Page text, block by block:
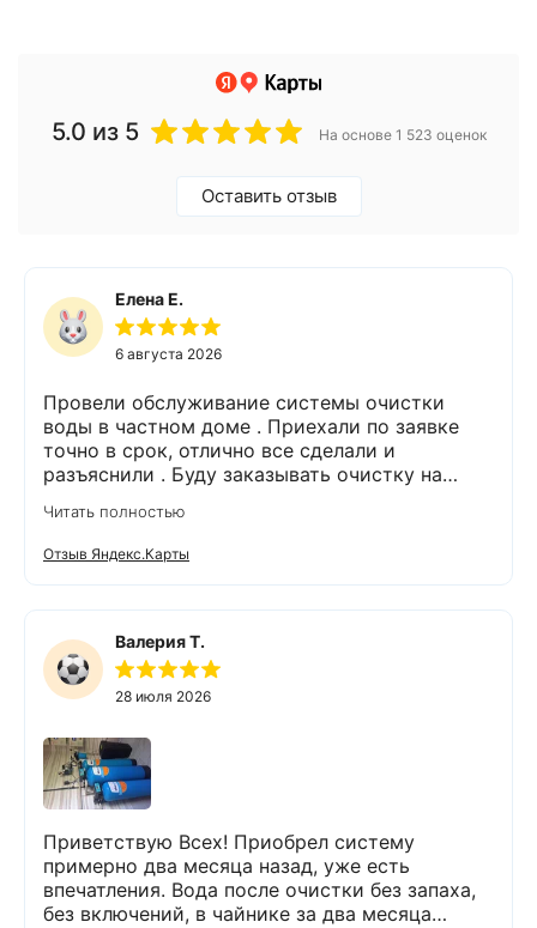
5.0 из 5 На основе 1 523 оценок
Оставить отзыв
Елена Е.
6 августа 2026
Провели обслуживание системы очистки
воды в частном доме . Приехали по заявке
точно в срок, отлично все сделали и
разъяснили . Буду заказывать очистку на
Читать полностью
Отзыв Яндекс.Карты
Валерия Т.
28 июля 2026
Приветствую Всех! Приобрел систему
примерно два месяца назад, уже есть
впечатления. Вода после очистки без запаха,
без включений, в чайнике за два месяца